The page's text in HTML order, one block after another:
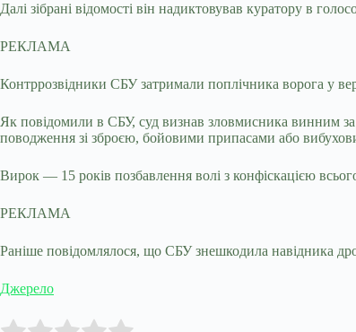
Далі зібрані відомості він надиктовував куратору в
РЕКЛАМА
Контррозвідники СБУ затримали поплічника ворога у
Як повідомили в СБУ, суд визнав зловмисника винним за
поводження зі зброєю, бойовими припасами або
Вирок — 15 років позбавлення волі з конфіскацією
РЕКЛАМА
Раніше повідомлялося, що СБУ знешкодила навідника
Джерело